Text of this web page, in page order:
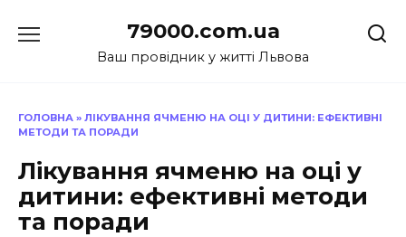
до
79000.com.ua
Ваш провідник у житті Львова
ГОЛОВНА » ЛІКУВАННЯ ЯЧМЕНЮ НА ОЦІ У ДИТИНИ: ЕФЕКТИВНІ
МЕТОДИ ТА ПОРАДИ
Лікування ячменю на оці у
дитини: ефективні методи
та поради